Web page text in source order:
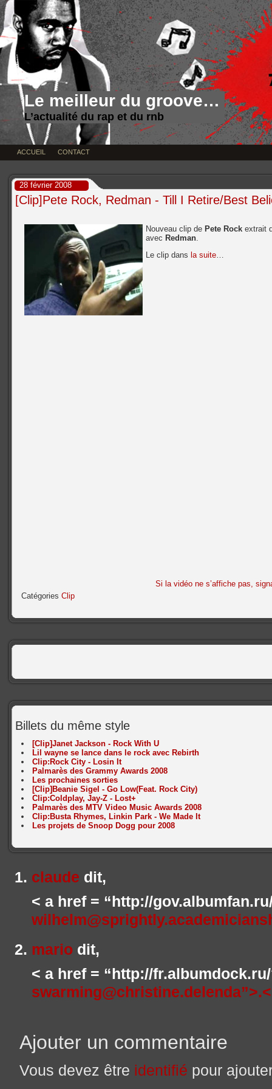
Le meilleur du groove…
L’actualité du rap et du rnb
ACCUEIL CONTACT
28 février 2008
[Clip]Pete Rock, Redman - Till I Retire/Best
Nouveau clip de Pete Rock extrait
avec Redman.
Le clip dans la suite…
Si la vidéo ne s’affiche pas,
Catégories Clip
Billets du même style
[Clip]Janet Jackson - Rock With U
Lil wayne se lance dans le rock avec Rebirth
Clip:Rock City - Losin It
Palmarès des Grammy Awards 2008
Les prochaines sorties
[Clip]Beanie Sigel - Go Low(Feat. Rock City)
Clip:Coldplay, Jay-Z - Lost+
Palmarès des MTV Video Music Awards 2008
Clip:Busta Rhymes, Linkin Park - We Made It
Les projets de Snoop Dogg pour 2008
claude dit,
< a href = “http://
mario dit,
< a href = “http://
swarming@christine.delenda”>.<
Ajouter un commentaire
Vous devez être identifié pour